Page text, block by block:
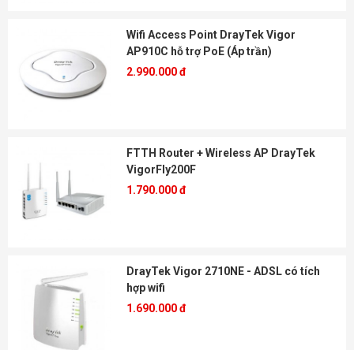
Wifi Access Point DrayTek Vigor
AP910C hỗ trợ PoE (Áp trần)
2.990.000 đ
FTTH Router + Wireless AP DrayTek
VigorFly200F
1.790.000 đ
DrayTek Vigor 2710NE - ADSL có tích
hợp wifi
1.690.000 đ